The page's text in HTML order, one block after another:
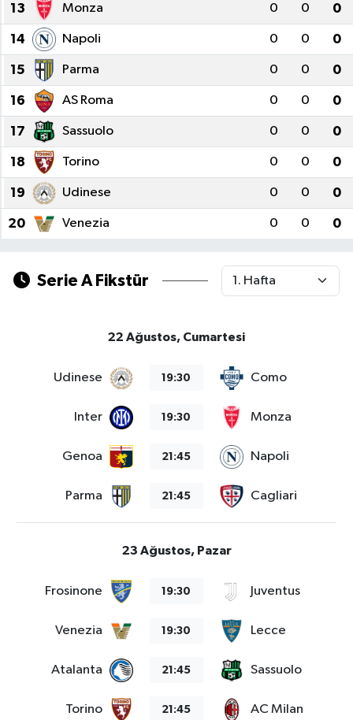
13 Monza 0 0 0
14 Napoli 0 0 0
15 Parma 0 0 0
16 AS Roma 0 0 0
17 Sassuolo 0 0 0
18 Torino 0 0 0
19 Udinese 0 0 0
20 Venezia 0 0 0
Serie A Fikstür
22 Ağustos, Cumartesi
Udinese 19:30 Como
Inter 19:30 Monza
Genoa 21:45 Napoli
Parma 21:45 Cagliari
23 Ağustos, Pazar
Frosinone 19:30 Juventus
Venezia 19:30 Lecce
Atalanta 21:45 Sassuolo
Torino 21:45 AC Milan